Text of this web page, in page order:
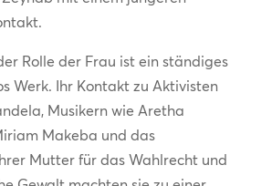
Rolle der Frau ist ein ständiges
Werk. Ihr Kontakt zu Aktivisten
Musikern wie Aretha
Makeba und das
Mutter für das Wahlrecht und